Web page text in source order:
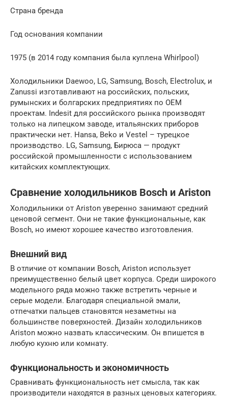
Страна бренда
Год основания компании
1975 (в 2014 году компания была куплена Whirlpool)
Холодильники Daewoo, LG, Samsung, Bosch, Electrolux, и
Zanussi изготавливают на российских, польских,
румынских и болгарских предприятиях по OEM
проектам. Indesit для российского рынка производят
только на липецком заводе, итальянских приборов
практически нет. Hansa, Beko и Vestel – турецкое
производство. LG, Samsung, Бирюса — продукт
российской промышленности с использованием
китайских комплектующих.
Сравнение холодильников Bosch и Ariston
Холодильники от Ariston уверенно занимают средний
ценовой сегмент. Они не такие функциональные, как
Bosch, но имеют хорошее качество изготовления.
Внешний вид
В отличие от компании Bosch, Ariston использует
преимущественно белый цвет корпуса. Среди широкого
модельного ряда можно также встретить черные и
серые модели. Благодаря специальной эмали,
отпечатки пальцев становятся незаметны на
большинстве поверхностей. Дизайн холодильников
Ariston можно назвать классическим. Он впишется в
любую кухню или комнату.
Функциональность и экономичность
Сравнивать функциональность нет смысла, так как
производители находятся в разных ценовых категориях.